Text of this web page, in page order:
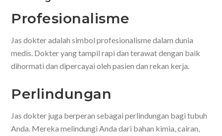
Profesionalisme
Jas dokter adalah simbol profesionalisme dalam dunia
medis. Dokter yang tampil rapi dan terawat dengan baik
dihormati dan dipercayai oleh pasien dan rekan kerja.
Perlindungan
Jas dokter juga berperan sebagai perlindungan bagi tubuh
Anda. Mereka melindungi Anda dari bahan kimia, cairan,